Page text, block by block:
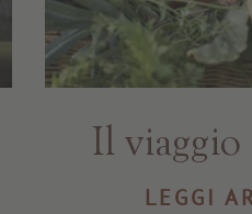
Il viaggio
LEGGI